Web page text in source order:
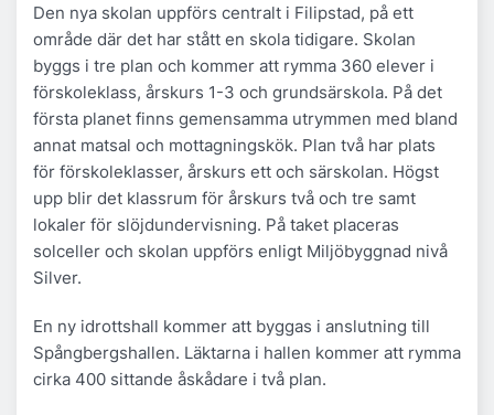
Den nya skolan uppförs centralt i Filipstad, på ett
område där det har stått en skola tidigare. Skolan
byggs i tre plan och kommer att rymma 360 elever i
förskoleklass, årskurs 1-3 och grundsärskola. På det
första planet finns gemensamma utrymmen med bland
annat matsal och mottagningskök. Plan två har plats
för förskoleklasser, årskurs ett och särskolan. Högst
upp blir det klassrum för årskurs två och tre samt
lokaler för slöjdundervisning. På taket placeras
solceller och skolan uppförs enligt Miljöbyggnad nivå
Silver.
En ny idrottshall kommer att byggas i anslutning till
Spångbergshallen. Läktarna i hallen kommer att rymma
cirka 400 sittande åskådare i två plan.